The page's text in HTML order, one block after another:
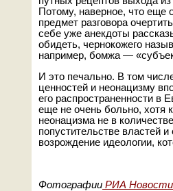
Потому, наверное, что
предмет разговора
себе уже анекдоты
обидеть, чернокожего
например, бомжа —
И это печально. В том
ценностей и неонацизму
его распространенности в
еще не очень больно, хотя
неонацизма не в
попустительстве властей
возрождение идеологии,
Фотографии РИА Новости